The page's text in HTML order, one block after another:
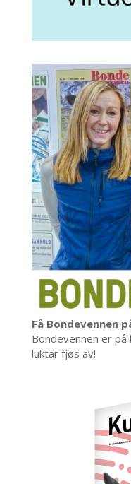
Få Bondevennen
Bondevennen er
luktar fjøs av!